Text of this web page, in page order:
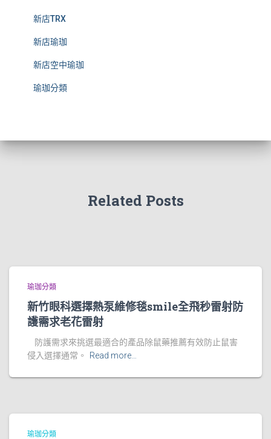
新店TRX
新店瑜珈
新店空中瑜珈
瑜珈分類
Related Posts
瑜珈分類
新竹眼科選擇熱泵維修毯smile全飛秒雷射防
護需求老花雷射
防護需求來挑選最適合的產品除鼠藥推薦有效防止鼠害
侵入選擇通常。
Read more…
瑜珈分類